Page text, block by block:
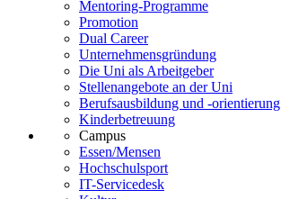
Mentoring-Programme
Promotion
Dual Career
Unternehmensgründung
Die Uni als Arbeitgeber
Stellenangebote an der Uni
Berufsausbildung und -orientierung
Kinderbetreuung
Campus
Essen/Mensen
Hochschulsport
IT-Servicedesk